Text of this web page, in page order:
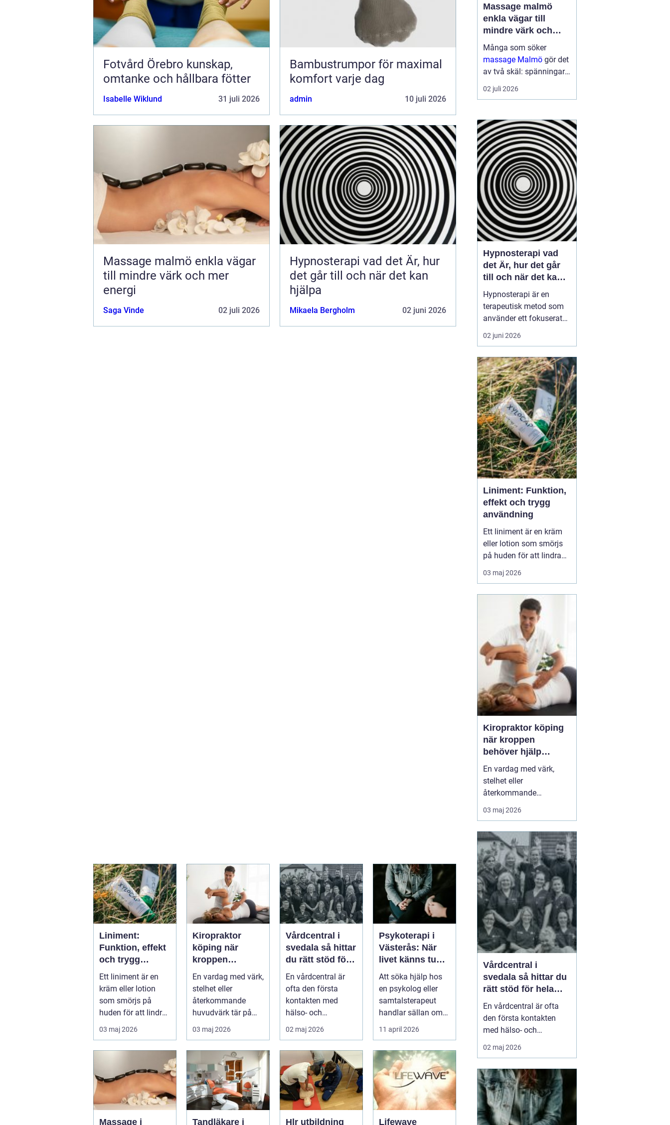
Fotvård Örebro kunskap,
omtanke och hållbara fötter
Isabelle Wiklund 31 juli 2026
Bambustrumpor för maximal
komfort varje dag
admin 10 juli 2026
Massage malmö enkla vägar
till mindre värk och mer
energi
Saga Vinde 02 juli 2026
Hypnosterapi vad det Är, hur
det går till och när det kan
hjälpa
Mikaela Bergholm 02 juni 2026
Liniment:
Funktion, effekt
och trygg
användning
Ett liniment är en
kräm eller lotion
som smörjs på
huden för att lindra
mu...
03 maj 2026
Kiropraktor
köping när
kroppen
behöver hjälp
tillbaka
En vardag med värk,
stelhet eller
återkommande
huvudvärk tär på
både ork och
länge ...
03 maj 2026
Vårdcentral i
svedala så hittar
du rätt stöd för
hela familjen
En vårdcentral är
ofta den första
kontakten med
hälso- och
sjukvården. För
handlar v...
02 maj 2026
Psykoterapi i
Västerås: När
livet känns tungt
och du behöver
prata med
någon
Att söka hjälp hos
en psykolog eller
samtalsterapeut
handlar sällan om
att vara svag....
11 april 2026
Massage i Tandläkare i Hlr utbildning Lifewave
Massage malmö
enkla vägar till
mindre värk och
mer energi
Många som söker
massage Malmö gör det
av två skäl: spänningar
och smärta har blivit för
mycket, eller behovet av
sig starkare än
vardagens tempo.
Samtidigt kan utbudet
kän...
02 juli 2026
Hypnosterapi vad
det Är, hur det går
till och när det kan
hjälpa
Hypnosterapi är en
terapeutisk metod som
använder ett fokuserat
och avslappnat
sinnestillstånd för att
undermedvetna. Genom
att kombinera
samtalsterapi med
hypnos kan människor
förändra reaktioner,
känslor och beteenden
som läng...
02 juni 2026
Liniment: Funktion,
effekt och trygg
användning
Ett liniment är en kräm
eller lotion som smörjs
på huden för att lindra
muskelvärk, stelhet och
ibland också ledbesvär.
ämnen som stimulerar
blodcirkulationen och
03 maj 2026
Kiropraktor köping
när kroppen
behöver hjälp
tillbaka
En vardag med värk,
stelhet eller
återkommande
huvudvärk tär på både
ork och humör. Många
besvär och tänker att det
går nog över. Ofta gör
det inte det. En
legitimerad kiropraktor
kan hjälpa kroppen att
återfå rörlighet, minska
smä...
03 maj 2026
Vårdcentral i
svedala så hittar du
rätt stöd för hela
familjen
En vårdcentral är ofta
den första kontakten
med hälso- och
sjukvården. För många i
Svedala handlar valet
plats där både barn,
vuxna och äldre får hjälp
under samma tak. I en
tid med högt tempo och
02 maj 2026